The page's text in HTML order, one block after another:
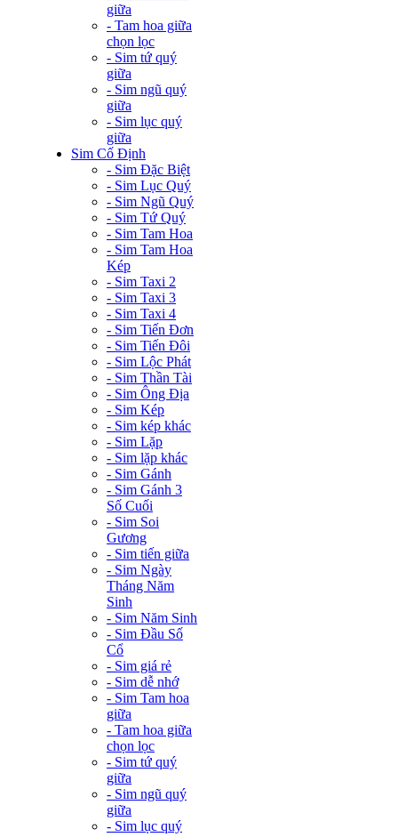
giữa
- Tam hoa giữa
chọn lọc
- Sim tứ quý
giữa
- Sim ngũ quý
giữa
- Sim lục quý
giữa
Sim Cố Định
- Sim Đặc Biệt
- Sim Lục Quý
- Sim Ngũ Quý
- Sim Tứ Quý
- Sim Tam Hoa
- Sim Tam Hoa
Kép
- Sim Taxi 2
- Sim Taxi 3
- Sim Taxi 4
- Sim Tiến Đơn
- Sim Tiến Đôi
- Sim Lộc Phát
- Sim Thần Tài
- Sim Ông Địa
- Sim Kép
- Sim kép khác
- Sim Lặp
- Sim lặp khác
- Sim Gánh
- Sim Gánh 3
Số Cuối
- Sim Soi
Gương
- Sim tiến giữa
- Sim Ngày
Tháng Năm
Sinh
- Sim Năm Sinh
- Sim Đầu Số
Cổ
- Sim giá rẻ
- Sim dễ nhớ
- Sim Tam hoa
giữa
- Tam hoa giữa
chọn lọc
- Sim tứ quý
giữa
- Sim ngũ quý
giữa
- Sim lục quý